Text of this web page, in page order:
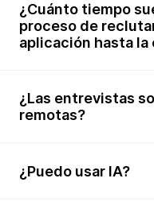
¿Cuánto tiempo
proceso de
aplicación hasta
¿Las entrevistas
remotas?
¿Puedo usar IA?